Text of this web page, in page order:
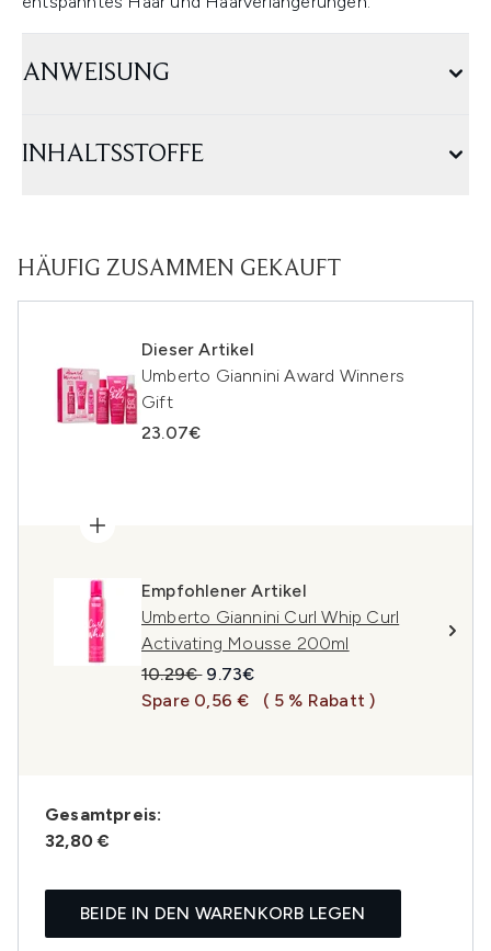
ANWEISUNG
INHALTSSTOFFE
HÄUFIG ZUSAMMEN GEKAUFT
Dieser Artikel
Umberto Giannini Award Winners
Gift
23.07€
Empfohlener Artikel
Umberto Giannini Curl Whip Curl
Activating Mousse 200ml
Unverbindliche Preisempfehlung:
10.29€ Aktueller Preis:
9.73€
Spare 0,56 €
( 5 % Rabatt )
Gesamtpreis:
32,80 €
BEIDE IN DEN WARENKORB LEGEN